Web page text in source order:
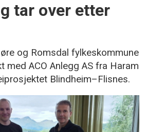
tar over etter
og Romsdal fylkeskommune
med ACO Anlegg AS fra Haram
Blindheim–Flisnes.